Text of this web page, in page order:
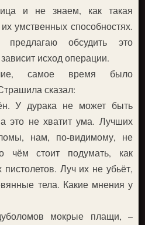
и не знаем, как такая
умственных способностях.
обсудить это
исход операции.
самое время было
сказал:
У дурака не может быть
это не хватит ума. Лучших
нам, по-видимому, не
чём стоит подумать, как
Луч их не убьёт,
тела. Какие мнения у
мокрые плащи, –